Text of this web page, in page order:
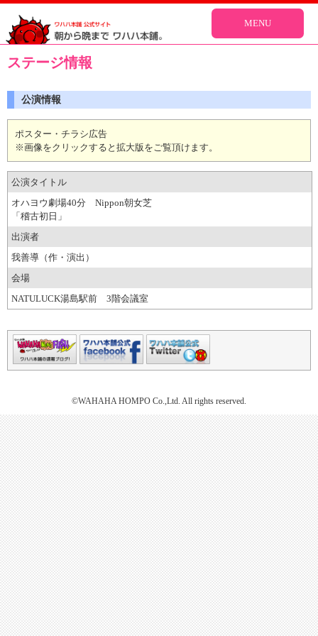
MENU
ステージ情報
公演情報
ポスター・チラシ広告
※画像をクリックすると拡大版をご覧頂けます。
公演タイトル
オハヨウ劇場40分 Nippon朝女芝
「稽古初日」
出演者
我善導（作・演出）
会場
NATULUCK湯島駅前 3階会議室
©WAHAHA HOMPO Co.,Ltd. All rights reserved.